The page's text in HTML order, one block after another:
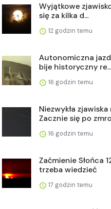
Wyjątkowe
się za kilka d...
12 godzin temu
Autonomiczna
bije historyczny re...
16 godzin temu
Niezwykła
Zacznie się po
16 godzin temu
Zaćmienie Słońca
trzeba wiedzieć
17 godzin temu